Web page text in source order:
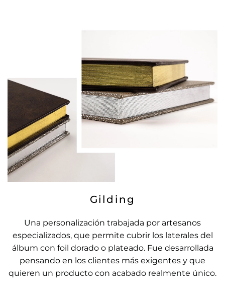
Gilding
Una personalización trabajada por artesanos
especializados, que permite cubrir los laterales del
álbum con foil dorado o plateado. Fue desarrollada
pensando en los clientes más exigentes y que
quieren un producto con acabado realmente único.